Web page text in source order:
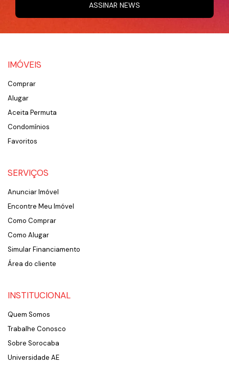
ASSINAR NEWS
IMÓVEIS
Comprar
Alugar
Aceita Permuta
Condomínios
Favoritos
SERVIÇOS
Anunciar Imóvel
Encontre Meu Imóvel
Como Comprar
Como Alugar
Simular Financiamento
Área do cliente
INSTITUCIONAL
Quem Somos
Trabalhe Conosco
Sobre Sorocaba
Universidade AE